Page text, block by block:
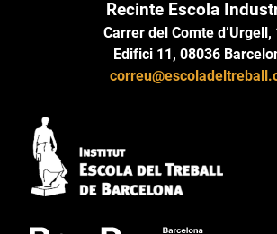
Recinte Escola
Carrer del Comte d’Urgell,
Edifici 11, 08036